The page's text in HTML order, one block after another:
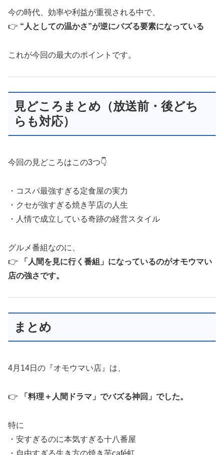
今の時代、効率や利益が重視される中で、
👉 “人としての温かさ”が逆にバズる要素になっている
これが今回の最大のポイントです。
見どころまとめ（放送前・後どち
らも対応）
今回の見どころはこの3つ👇
・コスパ最強すぎる定食屋の実力
・クセが強すぎる焼き芋店の人生
・人情で成立している奇跡の経営スタイル
グルメ番組なのに、
👉
「人間を見に行く番組」になっているのがオモウマい
店の強さです。
まとめ
4月14日の『オモウマい店』は、
👉 「料理＋人間ドラマ」でバズる神回」でした。
特に
・安すぎるのに本気すぎる十八番屋
・自由すぎる生き方の焼き芋café虹